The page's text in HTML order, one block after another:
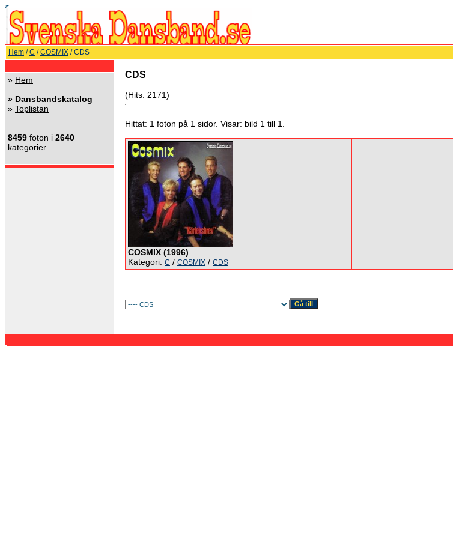
Hem /C /COSMIX / CDS
» Hem
» Dansbandskatalog
» Toplistan
8459 foton i 2640
kategorier.
CDS
(Hits: 2171)
Hittat: 1 foton på 1 sidor. Visar: bild 1 till 1.
COSMIX (1996)
Kategori: C / COSMIX / CDS